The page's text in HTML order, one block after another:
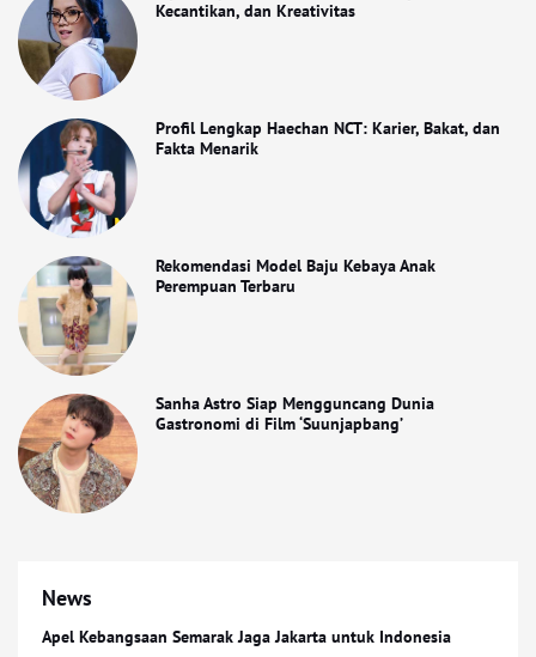
Kecantikan, dan Kreativitas
Profil Lengkap Haechan NCT: Karier, Bakat, dan
Fakta Menarik
Rekomendasi Model Baju Kebaya Anak
Perempuan Terbaru
Sanha Astro Siap Mengguncang Dunia
Gastronomi di Film ‘Suunjapbang’
News
Apel Kebangsaan Semarak Jaga Jakarta untuk Indonesia